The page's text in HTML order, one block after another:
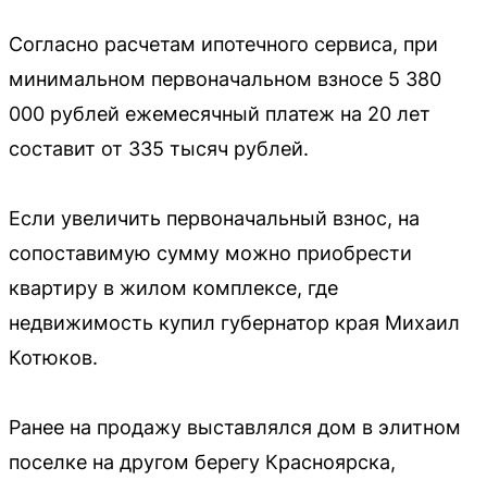
Согласно расчетам ипотечного сервиса, при
минимальном первоначальном взносе 5 380
000 рублей ежемесячный платеж на 20 лет
составит от 335 тысяч рублей.
Если увеличить первоначальный взнос, на
сопоставимую сумму можно приобрести
квартиру в жилом комплексе, где
недвижимость купил губернатор края Михаил
Котюков.
Ранее на продажу выставлялся дом в элитном
поселке на другом берегу Красноярска,